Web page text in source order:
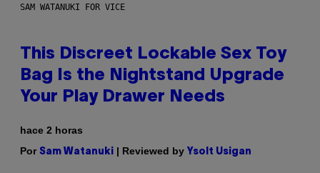
SAM WATANUKI FOR VICE
This Discreet Lockable Sex Toy
Bag Is the Nightstand Upgrade
Your Play Drawer Needs
hace 2 horas
Por Sam Watanuki | Reviewed by Ysolt Usigan